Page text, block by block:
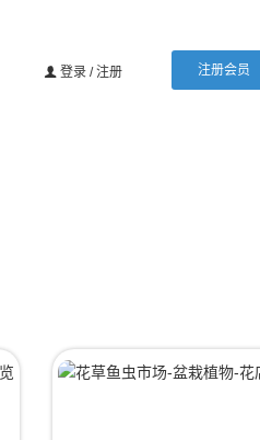
登录 / 注册 注册会员